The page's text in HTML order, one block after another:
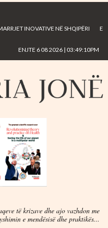
INOVATIVE NË SHQIPËRI E
ENJTE 6 08 2026 | 03:49:10PM
të krizave dhe ajo vazhdon me
e mendësisë dhe praktikës...